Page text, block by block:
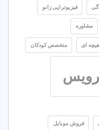
فیزیوتراپی زانو
مشاوره
ای متخصص کودکان
فروش موبایل